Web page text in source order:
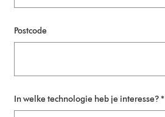
Postcode
In welke technologie heb je interesse? *